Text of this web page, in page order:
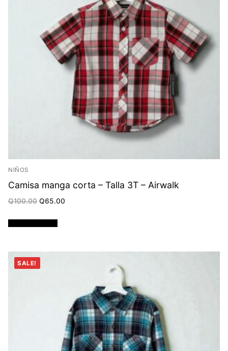
NIÑOS
Camisa manga corta – Talla 3T – Airwalk
Q100.00 Original
Q100.00.
Q65.00
SALE!